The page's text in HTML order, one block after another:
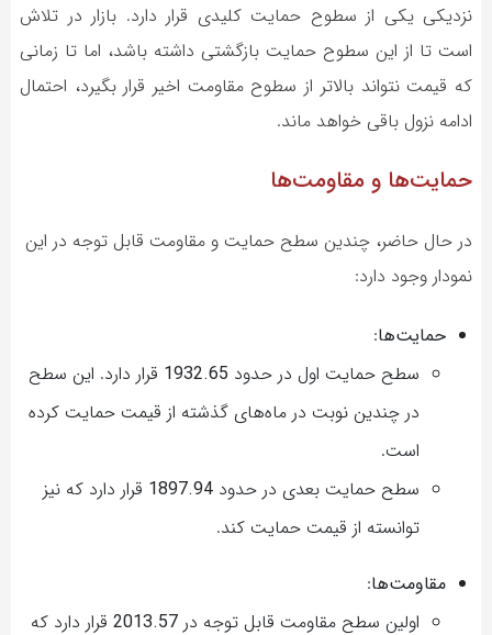
نزدیکی یکی از سطوح حمایت کلیدی قرار دارد. بازار در تلاش
است تا از این سطوح حمایت بازگشتی داشته باشد، اما تا زمانی
که قیمت نتواند بالاتر از سطوح مقاومت اخیر قرار بگیرد، احتمال
ادامه نزول باقی خواهد ماند.
حمایت‌ها و مقاومت‌ها
در حال حاضر، چندین سطح حمایت و مقاومت قابل توجه در این
نمودار وجود دارد:
حمایت‌ها:
سطح حمایت اول در حدود 1932.65 قرار دارد. این سطح
در چندین نوبت در ماه‌های گذشته از قیمت حمایت کرده
است.
سطح حمایت بعدی در حدود 1897.94 قرار دارد که نیز
توانسته از قیمت حمایت کند.
مقاومت‌ها:
اولین سطح مقاومت قابل توجه در 2013.57 قرار دارد که